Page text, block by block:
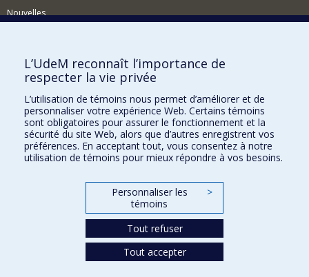
Nouvelles
Comment soutenir le Département?
BESOIN D'AIDE?
Plan du site
Signaler une erreur
Accessibilité
FACULTÉ DES ARTS ET DES SCIENCES
Nos départements et écoles
L’UdeM reconnaît l’importance de
respecter la vie privée
L’utilisation de témoins nous permet d’améliorer et de
personnaliser votre expérience Web. Certains témoins
sont obligatoires pour assurer le fonctionnement et la
sécurité du site Web, alors que d’autres enregistrent vos
préférences. En acceptant tout, vous consentez à notre
utilisation de témoins pour mieux répondre à vos besoins.
Personnaliser les
témoins
>
Tout refuser
Tout accepter